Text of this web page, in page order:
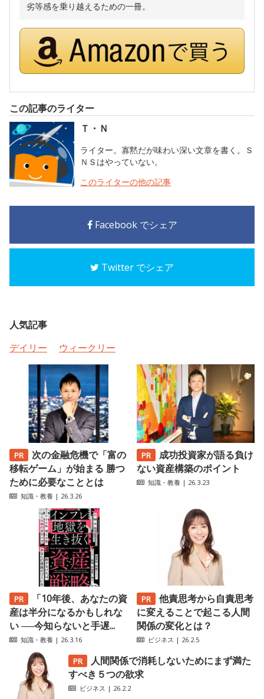
劣等感を乗り越えるための一冊。
この記事のライター
Ｔ・Ｎ
ライター。寡黙だが味わい深い文章を書く。Ｓ
ＮＳはやっていない。
このライターの他の記事
Facebook でシェア
Twitter でシェア
人気記事
デイリー
ウィークリー
次の金融危機で「富の
移転ゲーム」が始まる 勝つ
ために必要なこととは
知識・教養 | 26.3.26
成功投資家が語る負け
ない資産構築のポイント
知識・教養 | 26.3.23
「10年後、あなたの資
産は半分になるかもしれな
い ──今知らないと手遅...
知識・教養 | 26.3.16
他責思考から自責思考
に変えることで起こる人間
関係の変化とは？
ビジネス | 26.2.5
人間関係で消耗しないためにまず満た
すべき５つの欲求
ビジネス | 26.2.2